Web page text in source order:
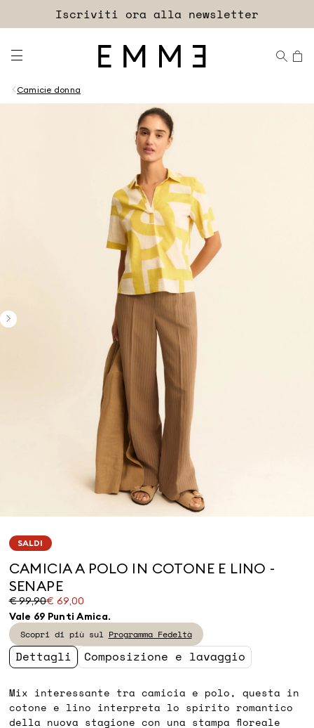
EXTRA SCONTO
Iscriviti ora alla newsletter
Camicie donna
SALDI
CAMICIA A POLO IN COTONE E LINO -
SENAPE
€ 99,90€ 69,00
Prezzo
originale
€
99,90
Prezzo
corrente
€
69,00
Vale 69 Punti Amica.
Scopri di più sul Programma Fedeltà
Dettagli Composizione e lavaggio
Mix interessante tra camicia e polo, questa in
cotone e lino interpreta lo spirito romantico
della nuova stagione con una stampa floreale